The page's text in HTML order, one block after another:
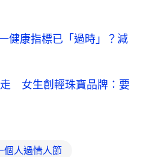
健康指標已「過時」？減
女生創輕珠寶品牌：要
個人過情人節